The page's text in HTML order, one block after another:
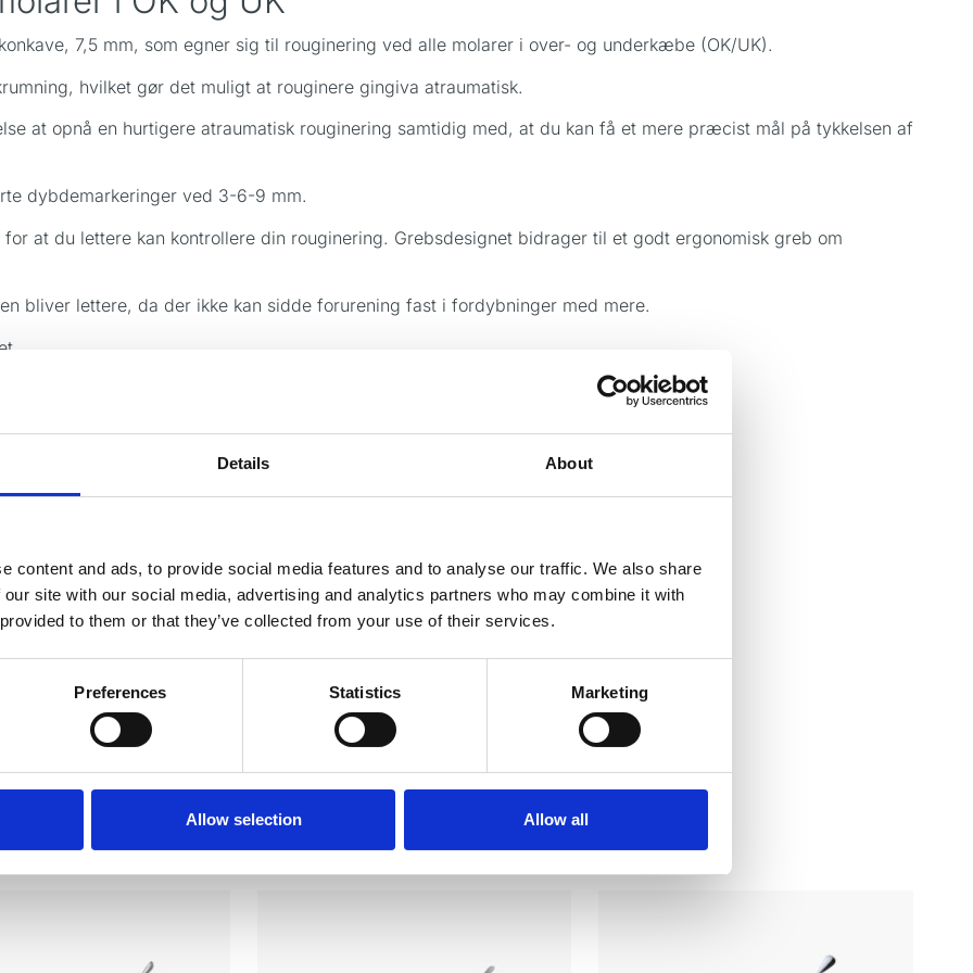
Details About
content and ads, to provide social media features and to analyse our traffic. We also share
site with our social media, advertising and analytics partners who may combine it with
to them or that they’ve collected from your use of their services.
Preferences Statistics Marketing
Allow selection Allow all
7,5 mm, som egner sig til rouginering ved alle molarer i over- og underkæbe (OK/UK).
hvilket gør det muligt at rouginere gingiva atraumatisk.
at opnå en hurtigere atraumatisk rouginering samtidig med, at du kan få et mere præcist mål på tykkelsen af
dybdemarkeringer ved 3-6-9 mm.
at du lettere kan kontrollere din rouginering. Grebsdesignet bidrager til et godt ergonomisk greb om
bliver lettere, da der ikke kan sidde forurening fast i fordybninger med mere.
kunne også være interesseret i…